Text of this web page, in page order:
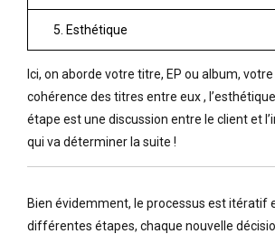
5. Esthétique
Ici, on aborde votre titre, EP ou album,
cohérence des titres entre eux ,
étape est une discussion entre le client et
qui va déterminer la suite !
Bien évidemment, le processus est itératif
différentes étapes, chaque nouvelle